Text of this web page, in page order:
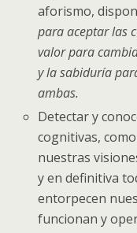
aforismo,
para aceptar las
valor para
y la sabiduría
ambas.
Detectar y
cognitivas,
nuestras
y en definitiva
entorpecen
funcionan y